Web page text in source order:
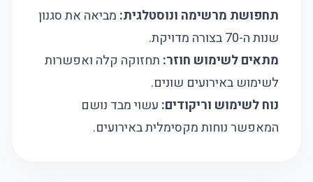
תחפושת מרשימה ונוסטלגית: מביאה את סגנון
שנות ה-70 בצורה מדויקת.
מתאים לשימוש חוזר: תחזוקה קלה ואפשרות
לשימוש באירועים שונים.
נוח לשימוש וריקודים: עשוי מבד נושם
המאפשר נוחות מקסימלית באירועים.